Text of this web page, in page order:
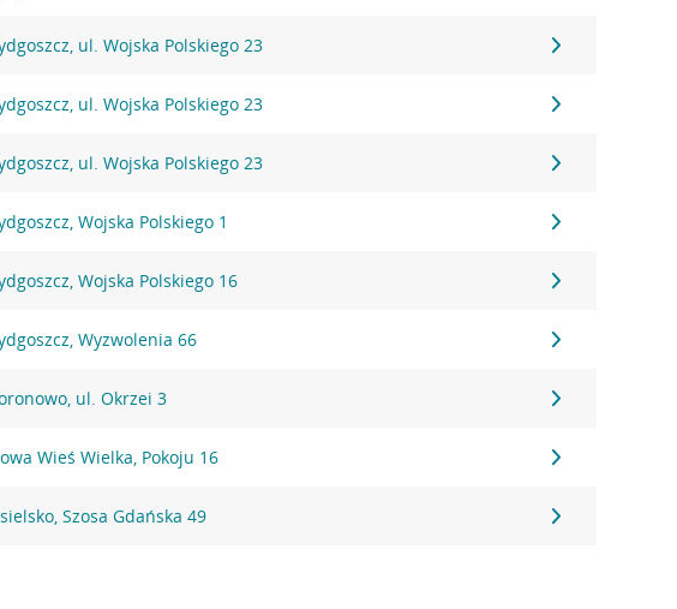
ul. Wojska Polskiego 23
ul. Wojska Polskiego 23
ul. Wojska Polskiego 23
Wojska Polskiego 1
Wojska Polskiego 16
Wyzwolenia 66
ul. Okrzei 3
Wieś Wielka, Pokoju 16
Szosa Gdańska 49